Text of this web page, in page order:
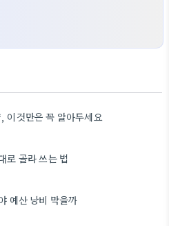
이것만은 꼭 알아두세요
로 골라 쓰는 법
예산 낭비 막을까